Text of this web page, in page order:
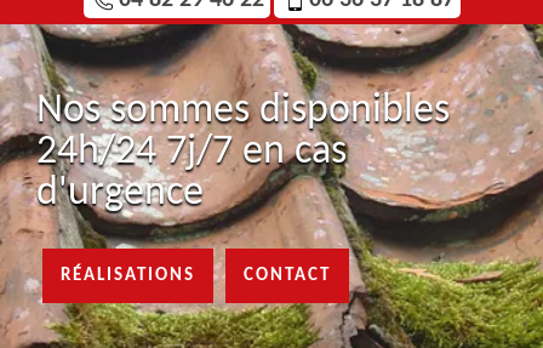
Nos sommes disponibles
24h/24 7j/7 en cas
d'urgence
RÉALISATIONS CONTACT